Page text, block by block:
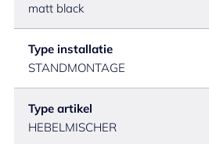
matt black
Type installatie
STANDMONTAGE
Type artikel
HEBELMISCHER